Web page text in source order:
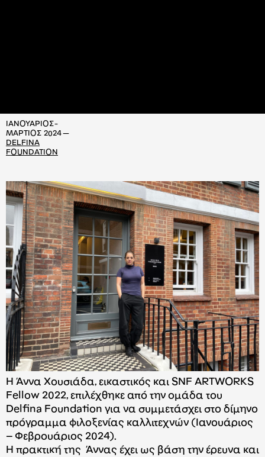
ΙΑΝΟΥΑΡΙΟΣ-
ΜΑΡΤΙΟΣ 2024 —
DELFINA
FOUNDATION
Η Άννα Χουσιάδα, εικαστικός και SNF ARTWORKS
Fellow 2022, επιλέχθηκε από την ομάδα του
Delfina Foundation για να συμμετάσχει στο δίμηνο
πρόγραμμα φιλοξενίας καλλιτεχνών (Iανουάριος
– Φεβρουάριος 2024).
Η πρακτική της Άννας έχει ως βάση την έρευνα και